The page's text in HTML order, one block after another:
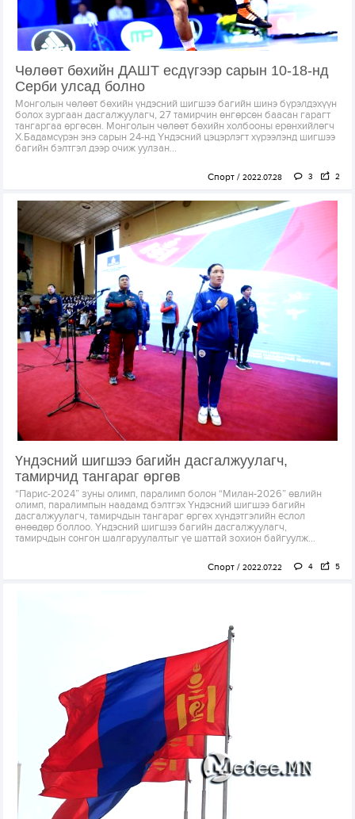
Чөлөөт бөхийн ДАШТ есдүгээр сарын 10-18-нд
Серби улсад болно
Монголын чөлөөт бөхийн үндэсний шигшээ багийн шинэ бүрэлдэхүүн
болох зургаан дасгалжуулагч, 27 тамирчин өнгөрсөн баасан гарагт
тангаргаа өргөсөн. Монголын чөлөөт бөхийн холбооны ерөнхийлөгч
Х.Бадамсүрэн энэ сарын 24-нд Үндэсний цэцэрлэгт хүрээлэнд шигшээ
багийн бэлтгэл дээр очиж уулзан...
Спорт 2022.07.28 3 2
Үндэсний шигшээ багийн дасгалжуулагч,
тамирчид тангараг өргөв
“Парис-2024” зуны олимп, паралимп болон “Милан-2026” өвлийн
олимп, паралимпын наадамд бэлтгэх Үндэсний шигшээ багийн
дасгалжуулагч, тамирчдын тангараг өргөх хүндэтгэлийн ёслол
өнөөдөр боллоо. Үндэсний шигшээ багийн дасгалжуулагч,
тамирчдын сонгон шалгаруулалтыг үе шаттай зохион байгуулж...
Спорт 2022.07.22 4 5